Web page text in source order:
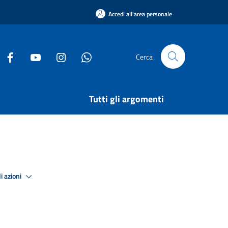
Accedi all'area personale
Cerca
Tutti gli argomenti
azioni